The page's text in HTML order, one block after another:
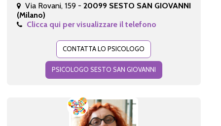
Via Rovani, 159 - 20099 SESTO SAN GIOVANNI
(Milano)
Clicca qui per visualizzare il telefono
CONTATTA LO PSICOLOGO
PSICOLOGO SESTO SAN GIOVANNI